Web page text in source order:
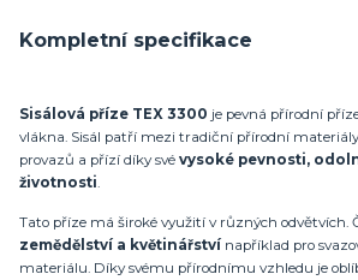
Kompletní specifikace
Sisálová příze TEX 3300 je pevná přírodní
vlákna. Sisál patří mezi tradiční přírodní
provazů a přízí díky své vysoké pevnosti,
životnosti.
Tato příze má široké využití v různých odvětvích.
zemědělství a květinářství například pro
materiálu. Díky svému přírodnímu vzhledu je